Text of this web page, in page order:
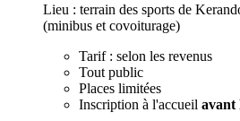
Lieu : terrain des sports de
(minibus et covoiturage)
Tarif : selon les revenus
Tout public
Places limitées
Inscription à l'accueil avant